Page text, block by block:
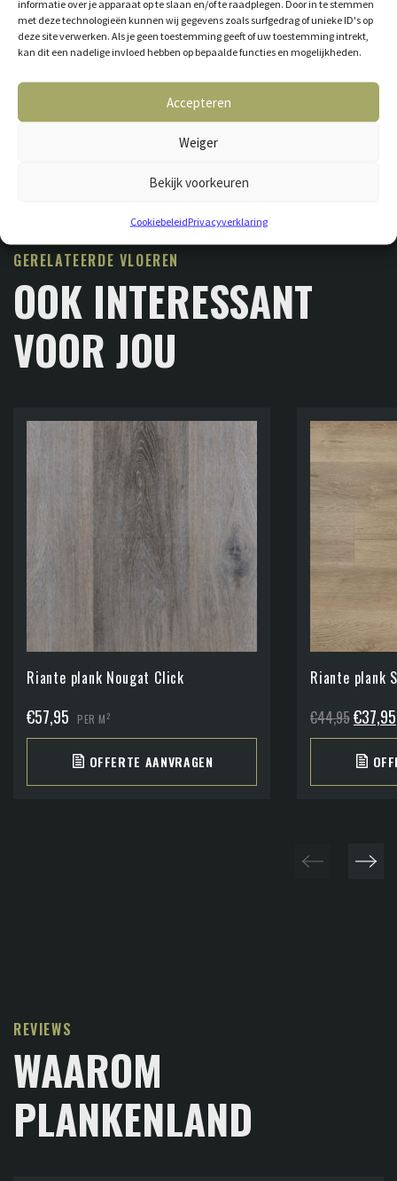
informatie over je apparaat op te slaan en/of te raadplegen. Door in te stemmen
met deze technologieën kunnen wij gegevens zoals surfgedrag of unieke ID's op
deze site verwerken. Als je geen toestemming geeft of uw toestemming intrekt,
kan dit een nadelige invloed hebben op bepaalde functies en mogelijkheden.
Accepteren
Weiger
Bekijk voorkeuren
CookiebeleidPrivacyverklaring
GERELATEERDE VLOEREN
OOK INTERESSANT
VOOR JOU
Riante plank Nougat Click
€57,95 PER M2
OFFERTE AANVRAGEN
Riante plank
€44,95
prijs
was:
€37,95
REVIEWS
WAAROM
PLANKENLAND